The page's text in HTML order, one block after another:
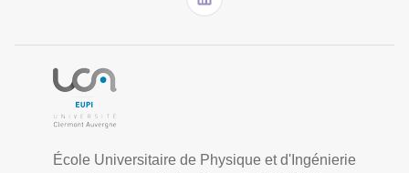
École Universitaire de Physique et d'Ingénierie